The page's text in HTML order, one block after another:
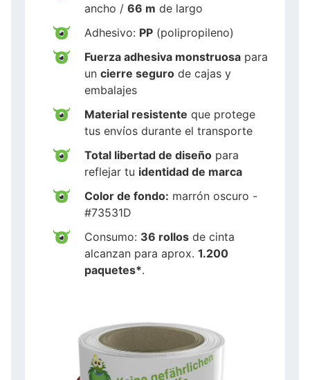
ancho / 66 m de largo
Adhesivo: PP (polipropileno)
Fuerza adhesiva monstruosa para
un cierre seguro de cajas y
embalajes
Material resistente que protege
tus envíos durante el transporte
Total libertad de diseño para
reflejar tu identidad de marca
Color de fondo: marrón oscuro -
#73531D
Consumo: 36 rollos de cinta
alcanzan para aprox. 1.200
paquetes*.